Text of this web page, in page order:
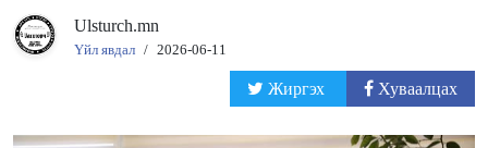
Ulsturch.mn
Үйл явдал / 2026-06-11
Жиргэх Хуваалцах